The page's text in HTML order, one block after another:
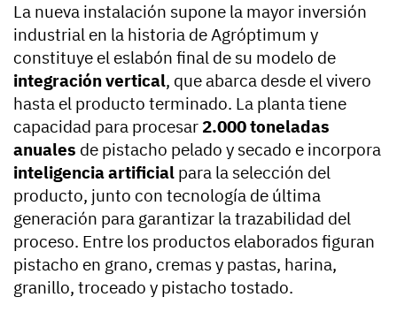
La nueva instalación supone la mayor inversión
industrial en la historia de Agróptimum y
constituye el eslabón final de su modelo de
integración vertical, que abarca desde el vivero
hasta el producto terminado. La planta tiene
capacidad para procesar 2.000 toneladas
anuales de pistacho pelado y secado e incorpora
inteligencia artificial para la selección del
producto, junto con tecnología de última
generación para garantizar la trazabilidad del
proceso. Entre los productos elaborados figuran
pistacho en grano, cremas y pastas, harina,
granillo, troceado y pistacho tostado.